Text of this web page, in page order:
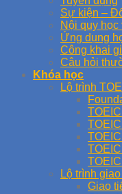
Sự kiện –
Nội quy học
Ứng dụng
Công khai
Câu hỏi
Khóa học
Lộ trình
Lộ trình
Giao